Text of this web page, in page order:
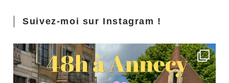
Suivez-moi sur Instagram !